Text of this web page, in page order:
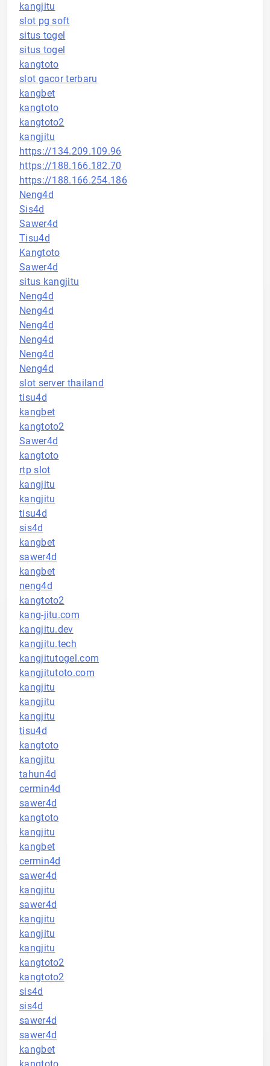
kangjitu
slot pg soft
situs togel
situs togel
kangtoto
slot gacor terbaru
kangbet
kangtoto
kangtoto2
kangjitu
https://134.209.109.96
https://188.166.182.70
https://188.166.254.186
Neng4d
Sis4d
Sawer4d
Tisu4d
Kangtoto
Sawer4d
situs kangjitu
Neng4d
Neng4d
Neng4d
Neng4d
Neng4d
Neng4d
slot server thailand
tisu4d
kangbet
kangtoto2
Sawer4d
kangtoto
rtp slot
kangjitu
kangjitu
tisu4d
sis4d
kangbet
sawer4d
kangbet
neng4d
kangtoto2
kang-jitu.com
kangjitu.dev
kangjitu.tech
kangjitutogel.com
kangjitutoto.com
kangjitu
kangjitu
kangjitu
tisu4d
kangtoto
kangjitu
tahun4d
cermin4d
sawer4d
kangtoto
kangjitu
kangbet
cermin4d
sawer4d
kangjitu
sawer4d
kangjitu
kangjitu
kangjitu
kangtoto2
kangtoto2
sis4d
sis4d
sawer4d
sawer4d
kangbet